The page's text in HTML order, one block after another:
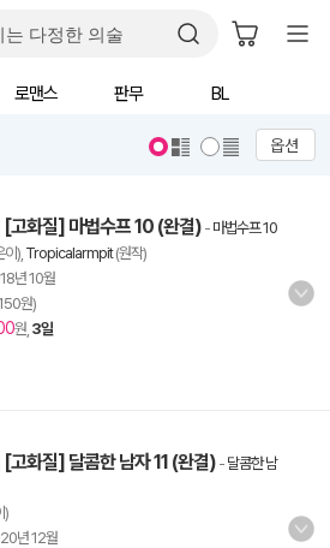
로맨스 판무 BL
옵션
고화질] 마법수프 10 (완결) - 마법수프 10
), Tropicalarmpit(원작)
년 10월
원)
원, 3일
고화질] 달콤한 남자 11 (완결) - 달콤한 남
)
년 12월